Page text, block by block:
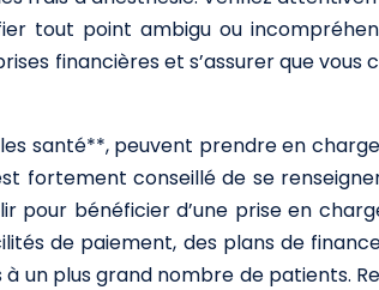
tout point ambigu ou
financières et s’assurer que
santé**, peuvent prendre en
fortement conseillé de se
pour bénéficier d’une prise en
de paiement, des plans de
un plus grand nombre de patients.